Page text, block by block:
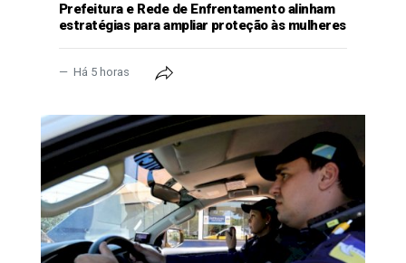
Prefeitura e Rede de Enfrentamento alinham
estratégias para ampliar proteção às mulheres
Há 5 horas